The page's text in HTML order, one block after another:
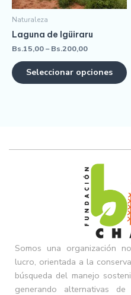
Naturaleza
Laguna de Igüiraru
Bs.15,00–Bs.200,00
Seleccionar opciones
Somos una organización
lucro, orientada a la
búsqueda del manejo
generando alternativas